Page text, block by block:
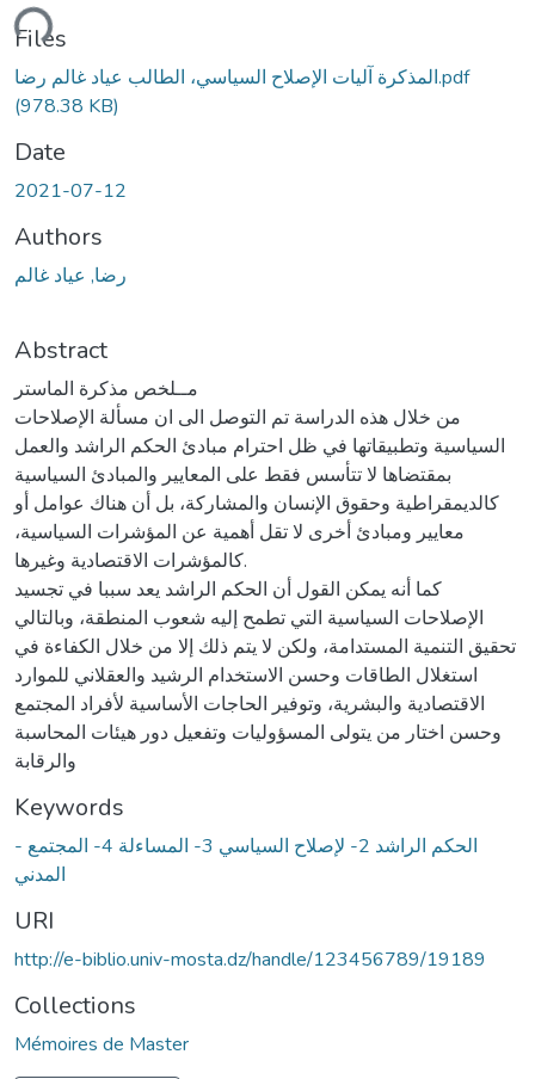
Files
المذكرة آليات الإصلاح السياسي، الطالب عياد غالم رضا.pdf
(978.38 KB)
Date
2021-07-12
Authors
رضا, عياد غالم
Abstract
مــلخص مذكرة الماستر
من خلال هذه الدراسة تم التوصل الى ان مسألة الإصلاحات
السياسية وتطبيقاتها في ظل احترام مبادئ الحكم الراشد والعمل
بمقتضاها لا تتأسس فقط على المعايير والمبادئ السياسية
كالديمقراطية وحقوق الإنسان والمشاركة، بل أن هناك عوامل أو
معايير ومبادئ أخرى لا تقل أهمية عن المؤشرات السياسية،
كالمؤشرات الاقتصادية وغيرها.
كما أنه يمكن القول أن الحكم الراشد يعد سببا في تجسيد
الإصلاحات السياسية التي تطمح إليه شعوب المنطقة، وبالتالي
تحقيق التنمية المستدامة، ولكن لا يتم ذلك إلا من خلال الكفاءة في
استغلال الطاقات وحسن الاستخدام الرشيد والعقلاني للموارد
الاقتصادية والبشرية، وتوفير الحاجات الأساسية لأفراد المجتمع
وحسن اختار من يتولى المسؤوليات وتفعيل دور هيئات المحاسبة
والرقابة
Keywords
- الحكم الراشد 2- لإصلاح السياسي 3- المساءلة 4- المجتمع
المدني
URI
http://e-biblio.univ-mosta.dz/handle/123456789/19189
Collections
Mémoires de Master